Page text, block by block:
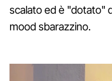
scalato ed è "dotato"
mood sbarazzino.